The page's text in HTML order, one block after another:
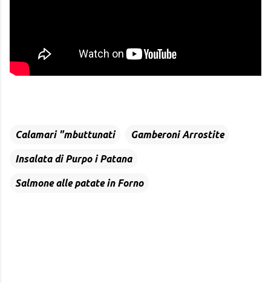
Calamari "mbuttunati Gamberoni Arrostite
Insalata di Purpo i Patana
Salmone alle patate in Forno